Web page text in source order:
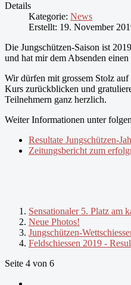
Details
Kategorie: News
Erstellt: 19. November
Die Jungschützen-Saison ist
und hat mir dem Absenden
Wir dürfen mit grossem Stolz
Kurs zurückblicken und
Teilnehmern ganz herzlich.
Weiter Informationen unter
Resultate Jungschützen-
Zeitungsbericht zum
Sensationaler 5. Platz am
Neue Photos!
Jungschützen-
Feldschiessen 2019 -
Seite 4 von 6